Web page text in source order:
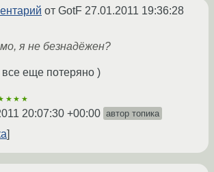
от GotF 27.01.2011 19:36:28
я не безнадёжен?
все еще потеряно )
20:07:30 +00:00 автор топика